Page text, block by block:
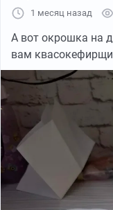
1 месяц назад
А вот окрошка на
вам